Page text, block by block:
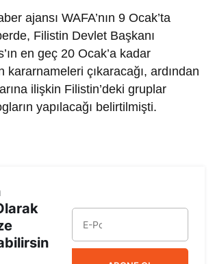
ajansı WAFA’nın 9 Ocak’ta
Filistin Devlet Başkanı
en geç 20 Ocak’a kadar
kararnameleri çıkaracağı, ardından
ilişkin Filistin’deki gruplar
yapılacağı belirtilmişti.